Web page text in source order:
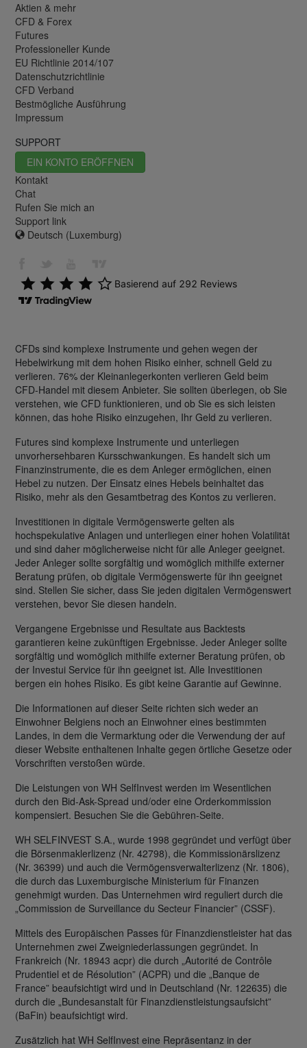
Aktien & mehr
CFD & Forex
Futures
Professioneller Kunde
EU Richtlinie 2014/107
Datenschutzrichtlinie
CFD Verband
Bestmögliche Ausführung
Impressum
SUPPORT
EIN KONTO ERÖFFNEN
Kontakt
Chat
Rufen Sie mich an
Support link
Deutsch (Luxemburg)
CFDs sind komplexe Instrumente und gehen wegen der
Hebelwirkung mit dem hohen Risiko einher, schnell Geld zu
verlieren. 76% der Kleinanlegerkonten verlieren Geld beim
CFD-Handel mit diesem Anbieter. Sie sollten überlegen, ob Sie
verstehen, wie CFD funktionieren, und ob Sie es sich leisten
können, das hohe Risiko einzugehen, Ihr Geld zu verlieren.
Futures sind komplexe Instrumente und unterliegen
unvorhersehbaren Kursschwankungen. Es handelt sich um
Finanzinstrumente, die es dem Anleger ermöglichen, einen
Hebel zu nutzen. Der Einsatz eines Hebels beinhaltet das
Risiko, mehr als den Gesamtbetrag des Kontos zu verlieren.
Investitionen in digitale Vermögenswerte gelten als
hochspekulative Anlagen und unterliegen einer hohen Volatilität
und sind daher möglicherweise nicht für alle Anleger geeignet.
Jeder Anleger sollte sorgfältig und womöglich mithilfe externer
Beratung prüfen, ob digitale Vermögenswerte für ihn geeignet
sind. Stellen Sie sicher, dass Sie jeden digitalen Vermögenswert
verstehen, bevor Sie diesen handeln.
Vergangene Ergebnisse und Resultate aus Backtests
garantieren keine zukünftigen Ergebnisse. Jeder Anleger sollte
sorgfältig und womöglich mithilfe externer Beratung prüfen, ob
der Investui Service für ihn geeignet ist. Alle Investitionen
bergen ein hohes Risiko. Es gibt keine Garantie auf Gewinne.
Die Informationen auf dieser Seite richten sich weder an
Einwohner Belgiens noch an Einwohner eines bestimmten
Landes, in dem die Vermarktung oder die Verwendung der auf
dieser Website enthaltenen Inhalte gegen örtliche Gesetze oder
Vorschriften verstoßen würde.
Die Leistungen von WH SelfInvest werden im Wesentlichen
durch den Bid-Ask-Spread und/oder eine Orderkommission
kompensiert. Besuchen Sie die Gebühren-Seite.
WH SELFINVEST S.A., wurde 1998 gegründet und verfügt über
die Börsenmaklerlizenz (Nr. 42798), die Kommissionärslizenz
(Nr. 36399) und auch die Vermögensverwalterlizenz (Nr. 1806),
die durch das Luxemburgische Ministerium für Finanzen
genehmigt wurden. Das Unternehmen wird reguliert durch die
„Commission de Surveillance du Secteur Financier” (CSSF).
Mittels des Europäischen Passes für Finanzdienstleister hat das
Unternehmen zwei Zweigniederlassungen gegründet. In
Frankreich (Nr. 18943 acpr) die durch „Autorité de Contrôle
Prudentiel et de Résolution” (ACPR) und die „Banque de
France” beaufsichtigt wird und in Deutschland (Nr. 122635) die
durch die „Bundesanstalt für Finanzdienstleistungsaufsicht”
(BaFin) beaufsichtigt wird.
Zusätzlich hat WH SelfInvest eine Repräsentanz in der